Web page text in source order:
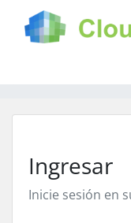
Ingresar
Inicie sesión en